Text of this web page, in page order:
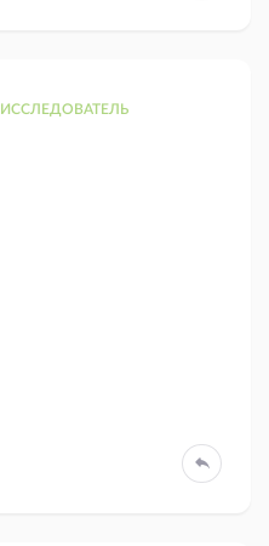
ИССЛЕДОВАТЕЛЬ